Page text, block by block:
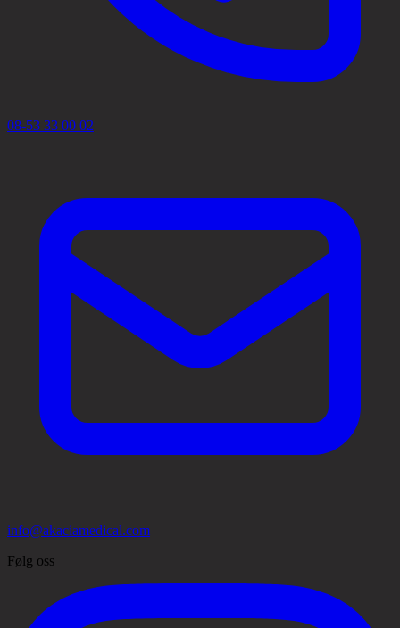
08-53 33 00 02
info@akaciamedical.com
Følg oss